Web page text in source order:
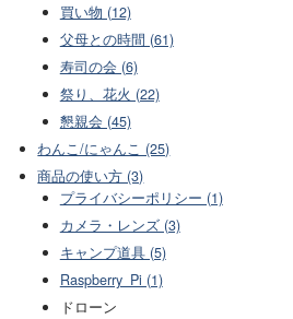
買い物 (12)
父母との時間 (61)
寿司の会 (6)
祭り、花火 (22)
懇親会 (45)
わんこ/にゃんこ (25)
商品の使い方 (3)
プライバシーポリシー (1)
カメラ・レンズ (3)
キャンプ道具 (5)
Raspberry_Pi (1)
ドローン